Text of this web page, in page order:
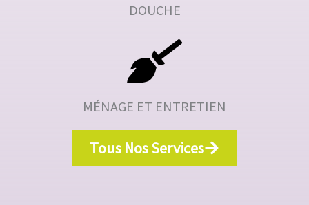
DOUCHE
MÉNAGE ET ENTRETIEN
Tous Nos Services